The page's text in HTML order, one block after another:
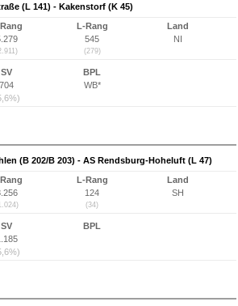
(L 141) - Kakenstorf (K 45)
L-Rang
545
(279)
Land
NI
SV
704
BPL
WB*
(B 202/B 203) - AS Rendsburg-Hoheluft (L 47)
L-Rang
124
(34)
Land
SH
SV
BPL